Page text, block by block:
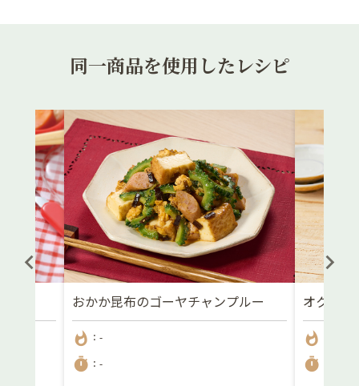
同一商品を使用したレシピ
おかか昆布のゴーヤチャンプルー
whatshot ：-
timer ：-
オクラ
whatshot
timer